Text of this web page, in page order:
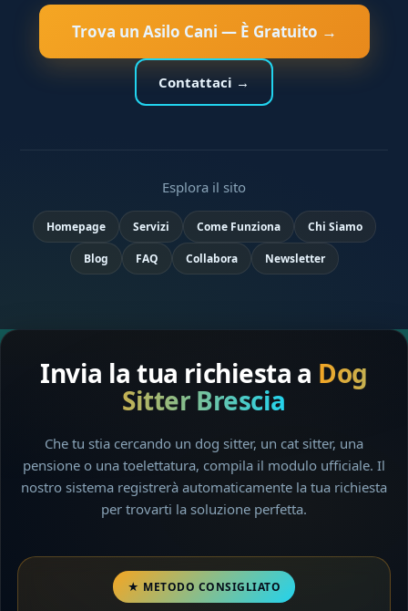
Trova un Asilo Cani — È Gratuito →
Contattaci →
Esplora il sito
Homepage Servizi Come Funziona Chi Siamo
Blog FAQ Collabora Newsletter
Invia la tua richiesta a Dog
Sitter Brescia
Che tu stia cercando un dog sitter, un cat sitter, una
pensione o una toelettatura, compila il modulo ufficiale. Il
nostro sistema registrerà automaticamente la tua richiesta
per trovarti la soluzione perfetta.